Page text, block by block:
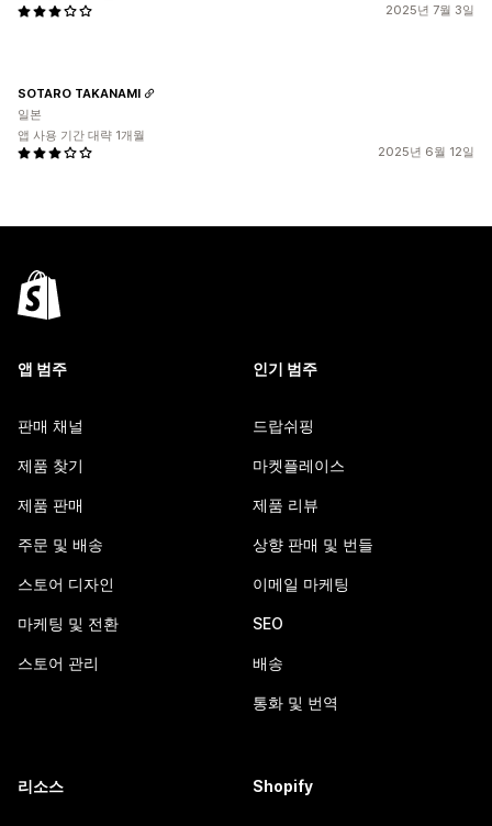
2025년 7월 3일
2025년 6월 12일
SOTARO TAKANAMI
일본
앱 사용 기간 대략 1개월
앱 범주
판매 채널
제품 찾기
제품 판매
주문 및 배송
스토어 디자인
마케팅 및 전환
스토어 관리
인기 범주
드랍쉬핑
마켓플레이스
제품 리뷰
상향 판매 및 번들
이메일 마케팅
SEO
배송
통화 및 번역
리소스 Shopify